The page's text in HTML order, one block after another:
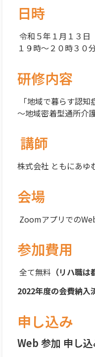
日時
令和５年１月１３日
１９時～２０時３０
研修内容
「地域で暮らす認
～地域密着型通所介
講師
株式会社 ともにあゆ
会場
Zoomアプリでの
参加費用
全て無料 （リハ職
2022年度の会費納入
申し込み
Web 参加 申し込